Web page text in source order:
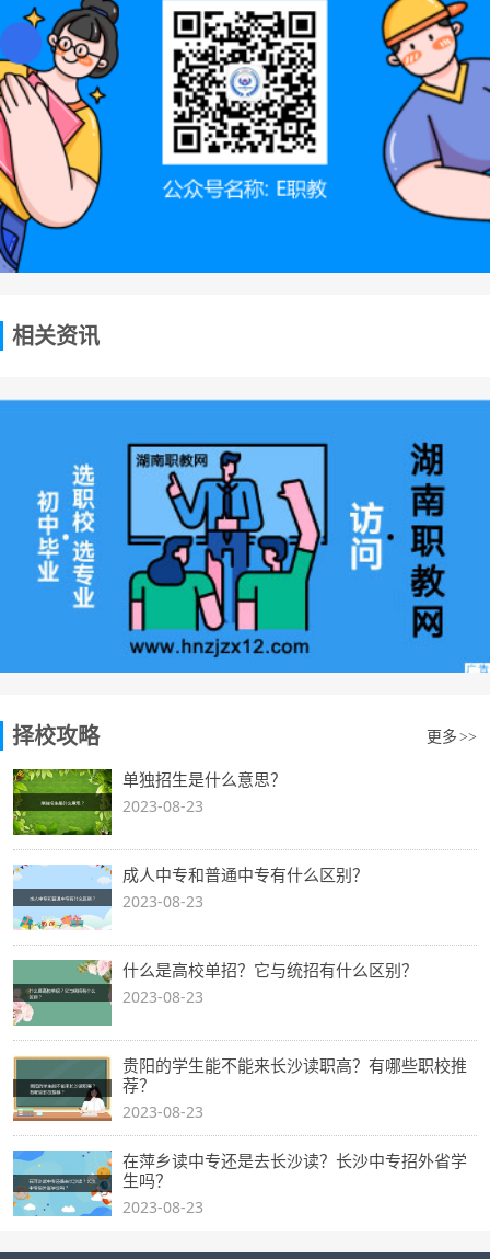
相关资讯
择校攻略 更多 >>
单独招生是什么意思？
2023-08-23
成人中专和普通中专有什么区别？
2023-08-23
什么是高校单招？它与统招有什么区别？
2023-08-23
贵阳的学生能不能来长沙读职高？有哪些职校推
荐？
2023-08-23
在萍乡读中专还是去长沙读？长沙中专招外省学
生吗？
2023-08-23